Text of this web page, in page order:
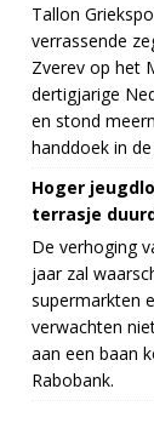
Tallon
verrassende
Zverev op het
dertigjarige
en stond
handdoek in
Hoger
terrasje
De verhoging
jaar zal
supermarkten
verwachten
aan een baan
Rabobank.